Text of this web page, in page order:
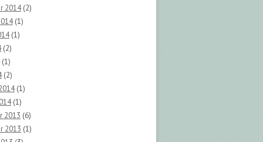
2014(2)
(1)
(1)
(2)
(1)
(2)
(1)
(1)
2013 (6)
2013 (1)